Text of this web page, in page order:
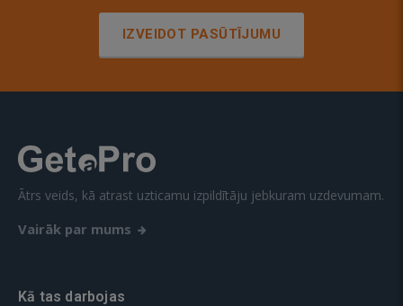
IZVEIDOT PASŪTĪJUMU
Ātrs veids, kā atrast uzticamu izpildītāju jebkuram uzdevumam.
Vairāk par mums
Kā tas darbojas